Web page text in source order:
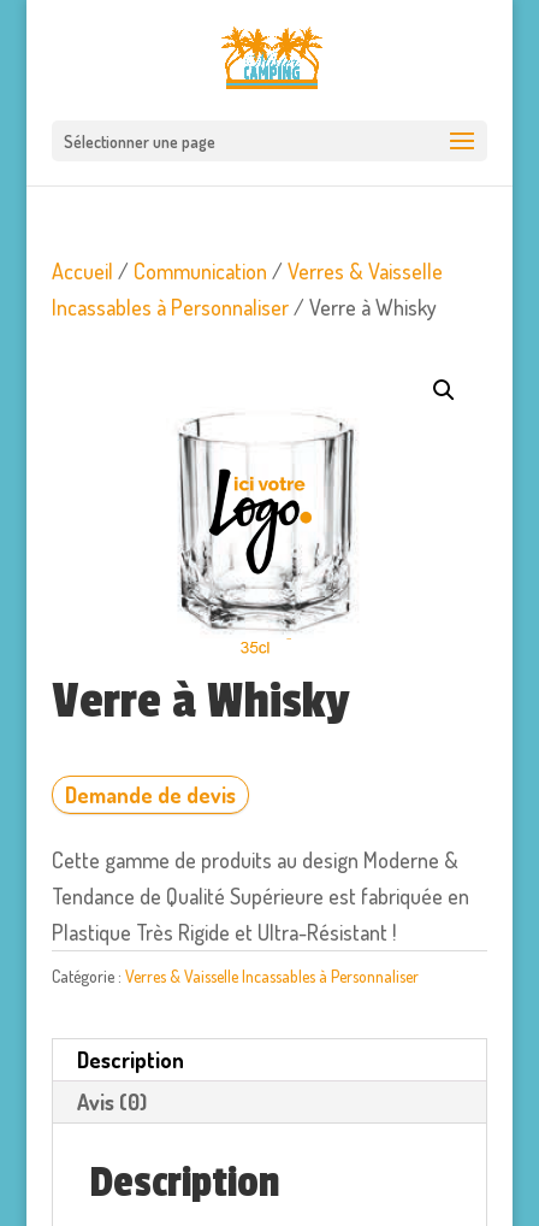
Sélectionner une page
Accueil / Communication / Verres & Vaisselle
Incassables à Personnaliser/ Verre à Whisky
Verre à Whisky
Demande de devis
Cette gamme de produits au design Moderne &
Tendance de Qualité Supérieure est fabriquée en
Plastique Très Rigide et Ultra-Résistant !
Catégorie : Verres & Vaisselle Incassables à Personnaliser
Description
Avis (0)
Description